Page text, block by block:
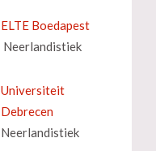
ELTE Boedapest
Neerlandistiek
Universiteit
Debrecen
Neerlandistiek